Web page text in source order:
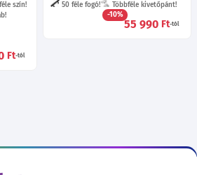
50 féle fogó!
Többféle kivetőpánt!
-10%
55 990 Ft-tól
szín!
Ft-tól